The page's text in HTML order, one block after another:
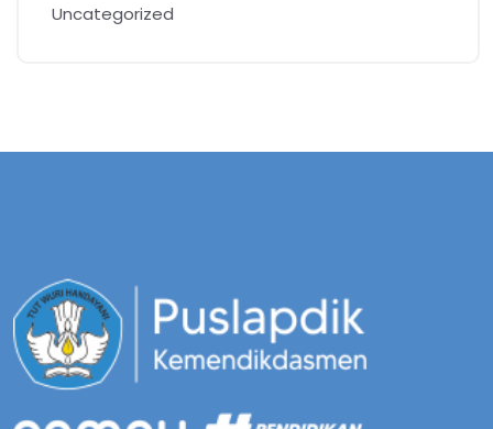
Uncategorized